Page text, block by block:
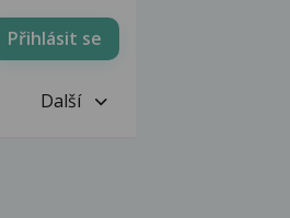
Přihlásit se
Další